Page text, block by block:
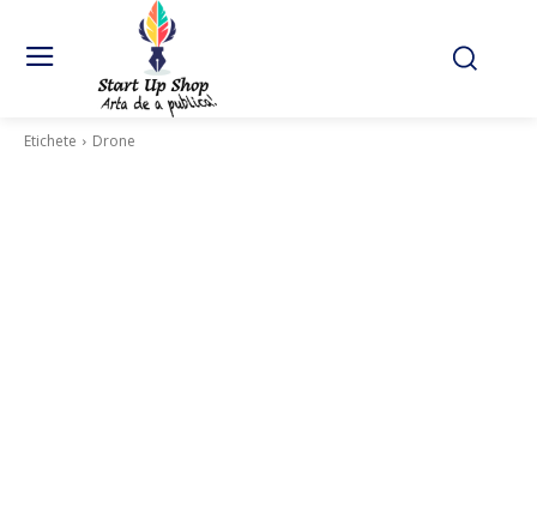
Etichete Drone